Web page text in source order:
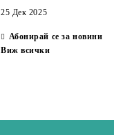
25 Дек 2025
Абонирай се за новини
Виж всички